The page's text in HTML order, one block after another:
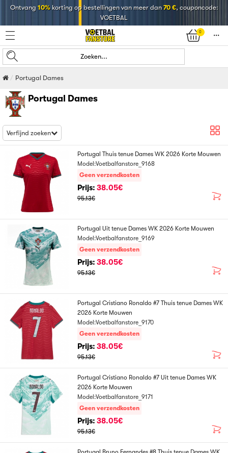
Ontvang 10%korting op bestellingen van meer dan70 €, couponcode:
VOETBAL
0
󰄒
Zoeken...
Portugal Dames
Portugal Dames
Verfijnd zoeken
Portugal Thuis tenue Dames WK 2026 Korte Mouwen
Model:Voetbalfanstore_9168
Geen verzendkosten
Prijs: 38.05€
95.13€
Portugal Uit tenue Dames WK 2026 Korte Mouwen
Model:Voetbalfanstore_9169
Geen verzendkosten
Prijs: 38.05€
95.13€
Portugal Cristiano Ronaldo #7 Thuis tenue Dames WK
2026 Korte Mouwen
Model:Voetbalfanstore_9170
Geen verzendkosten
Prijs: 38.05€
95.13€
Portugal Cristiano Ronaldo #7 Uit tenue Dames WK
2026 Korte Mouwen
Model:Voetbalfanstore_9171
Geen verzendkosten
Prijs: 38.05€
95.13€